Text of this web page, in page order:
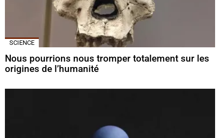
SCIENCE
Nous pourrions nous tromper totalement sur les
origines de l’humanité